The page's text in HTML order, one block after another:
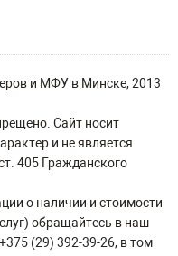
и МФУ в Минске, 2013
Сайт носит
и не является
405 Гражданского
о наличии и стоимости
обращайтесь в наш
(29) 392-39-26, в том